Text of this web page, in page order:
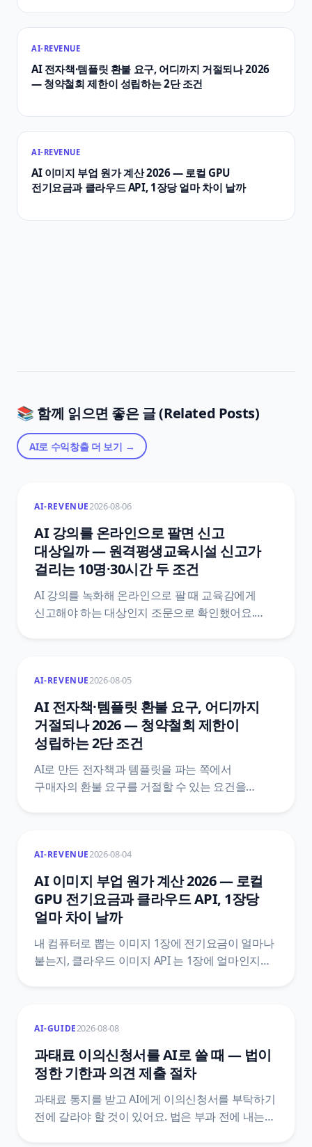
AI-REVENUE
AI 전자책·템플릿 환불 요구, 어디까지 거절되나 2026
— 청약철회 제한이 성립하는 2단 조건
AI-REVENUE
AI 이미지 부업 원가 계산 2026 — 로컬 GPU
전기요금과 클라우드 API, 1장당 얼마 차이 날까
📚 함께 읽으면 좋은 글 (Related Posts)
AI로 수익창출더 보기 →
AI-REVENUE2026-08-06
AI 강의를 온라인으로 팔면 신고
대상일까 — 원격평생교육시설 신고가
걸리는 10명·30시간 두 조건
AI 강의를 녹화해 온라인으로 팔 때 교육감에게
신고해야 하는 대상인지 조문으로 확인했어요.
무엇을 붙이는지, 신고 뒤에 따라오는 변경신고와
정보공시와 학습비 반환 기준까지 조문 번호와
함께 정리했어요.
AI-REVENUE2026-08-05
AI 전자책·템플릿 환불 요구, 어디까지
거절되나 2026 — 청약철회 제한이
성립하는 2단 조건
AI로 만든 전자책과 템플릿을 파는 쪽에서
구매자의 환불 요구를 거절할 수 있는 요건을
갖추는 2단이 어떻게 나뉘는지, 한 단만 빠져도 왜
거절이 성립하지 않는지까지 조문 번호와 함께
짚었어요.
AI-REVENUE2026-08-04
AI 이미지 부업 원가 계산 2026 — 로컬
GPU 전기요금과 클라우드 API, 1장당
얼마 차이 날까
내 컴퓨터로 뽑는 이미지 1장에 전기요금이 얼마나
붙는지, 클라우드 이미지 API 는 1장에 얼마인지를
1장당 원가와 손익이 뒤집히는 장수까지
계산했어요.
AI-GUIDE2026-08-08
과태료 이의신청서를 AI로 쓸 때 — 법이
정한 기한과 의견 제출 절차
과태료 통지를 받고 AI에게 이의신청서를 부탁하기
전에 갈라야 할 것이 있어요. 법은 부과 전에 내는